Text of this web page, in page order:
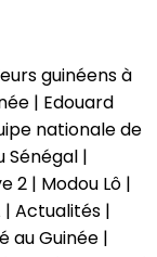
guinéens à
| Edouard
nationale de
Sénégal |
2 | Modou Lô |
| Actualités |
au Guinée |